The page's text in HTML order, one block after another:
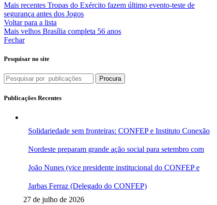
Mais recentes Tropas do Exército fazem último evento-teste de
segurança antes dos Jogos
Voltar para a lista
Mais velhos Brasília completa 56 anos
Fechar
Pesquisar no site
Procura
Publicações Recentes
Solidariedade sem fronteiras: CONFEP e Instituto Conexão
Nordeste preparam grande ação social para setembro com
João Nunes (vice presidente institucional do CONFEP e
Jarbas Ferraz (Delegado do CONFEP)
27 de julho de 2026